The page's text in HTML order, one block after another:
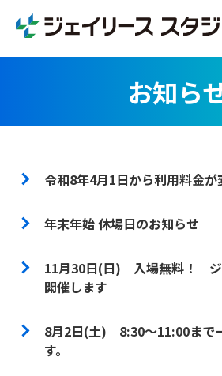
お知ら
令和8年4月1日から利用料金が
年末年始 休場日のお知らせ
11月30日(日) 入場無料！ ジ
開催します
8月2日(土) 8:30～11:00まで
す。